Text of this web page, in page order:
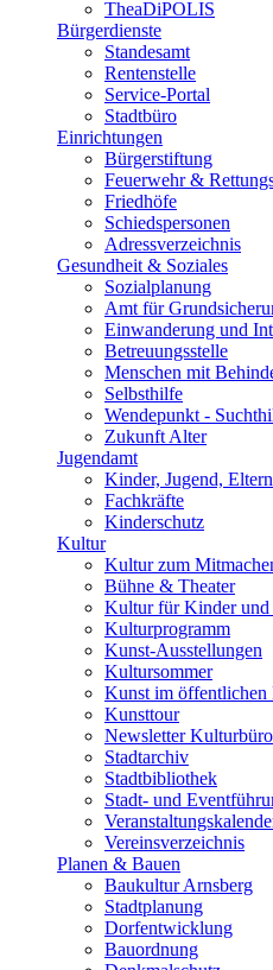
TheaDiPOLIS
Bürgerdienste
Standesamt
Rentenstelle
Service-Portal
Stadtbüro
Einrichtungen
Bürgerstiftung
Feuerwehr &
Friedhöfe
Schiedspersonen
Adressverzeichnis
Gesundheit & Soziales
Sozialplanung
Amt für
Einwanderung und
Betreuungsstelle
Menschen mit
Selbsthilfe
Wendepunkt -
Zukunft Alter
Jugendamt
Kinder, Jugend, Eltern
Fachkräfte
Kinderschutz
Kultur
Kultur zum
Bühne & Theater
Kultur für Kinder und
Kulturprogramm
Kunst-Ausstellungen
Kultursommer
Kunst im öffentlichen
Kunsttour
Newsletter Kulturbüro
Stadtarchiv
Stadtbibliothek
Stadt- und
Vereinsverzeichnis
Planen & Bauen
Baukultur Arnsberg
Stadtplanung
Dorfentwicklung
Bauordnung